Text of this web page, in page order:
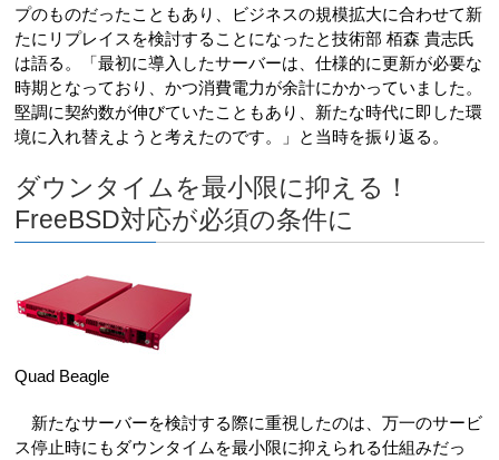
プのものだったこともあり、ビジネスの規模拡大に合わせて新
たにリプレイスを検討することになったと技術部 栢森 貴志氏
は語る。「最初に導入したサーバーは、仕様的に更新が必要な
時期となっており、かつ消費電力が余計にかかっていました。
堅調に契約数が伸びていたこともあり、新たな時代に即した環
境に入れ替えようと考えたのです。」と当時を振り返る。
ダウンタイムを最小限に抑える！
FreeBSD対応が必須の条件に
Quad Beagle
新たなサーバーを検討する際に重視したのは、万一のサービ
ス停止時にもダウンタイムを最小限に抑えられる仕組みだっ